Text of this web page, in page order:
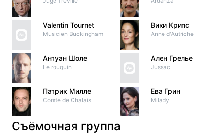
Valentin Tournet
Musicien Buckingham
Антуан Шоле
Le rouquin
Патрик Милле
Comte de Chalais
Вики Крипс
Anne d'Autriche
Ален Грелье
Jussac
Ева Грин
Milady
Съёмочная группа